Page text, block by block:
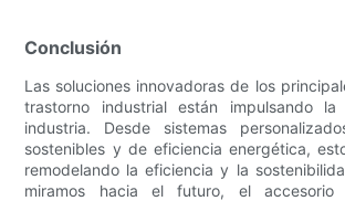
Conclusión
Las soluciones innovadoras de los
trastorno industrial están impulsando
industria. Desde sistemas
sostenibles y de eficiencia energética,
remodelando la eficiencia y la
miramos hacia el futuro, el